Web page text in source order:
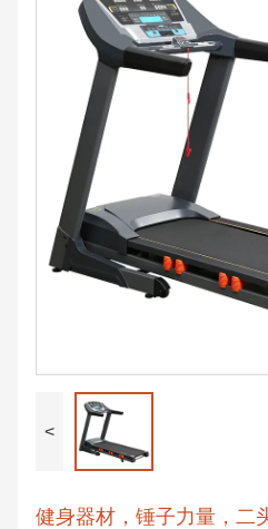
<
健身器材，锤子力量，二